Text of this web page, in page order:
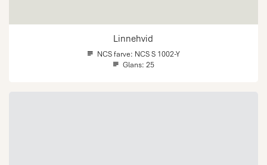
Linnehvid
NCS farve: NCS S 1002-Y
Glans:25